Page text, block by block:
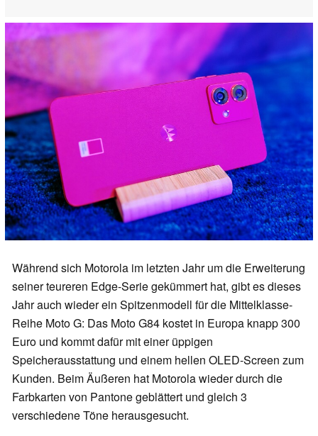
Während sich Motorola im letzten Jahr um die Erweiterung
seiner teureren Edge-Serie gekümmert hat, gibt es dieses
Jahr auch wieder ein Spitzenmodell für die Mittelklasse-
Reihe Moto G: Das Moto G84 kostet in Europa knapp 300
Euro und kommt dafür mit einer üppigen
Speicherausstattung und einem hellen OLED-Screen zum
Kunden. Beim Äußeren hat Motorola wieder durch die
Farbkarten von Pantone geblättert und gleich 3
verschiedene Töne herausgesucht.